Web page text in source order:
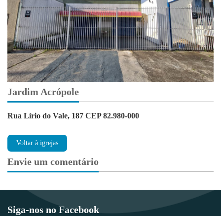
Jardim Acrópole
Rua Lírio do Vale, 187 CEP 82.980-000
Voltar à igrejas
Envie um comentário
Siga-nos no Facebook